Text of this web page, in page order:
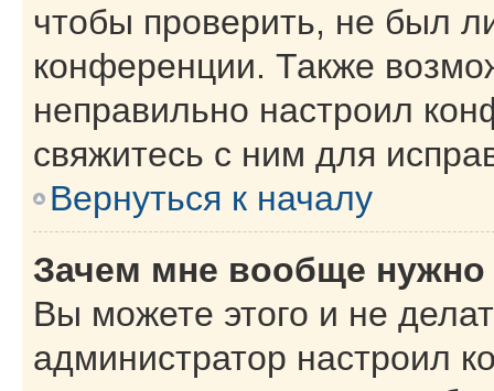
чтобы проверить, не был
конференции. Также
неправильно настроил
свяжитесь с ним для
Вернуться к началу
Зачем мне вообще нужно
Вы можете этого и не
администратор настроил